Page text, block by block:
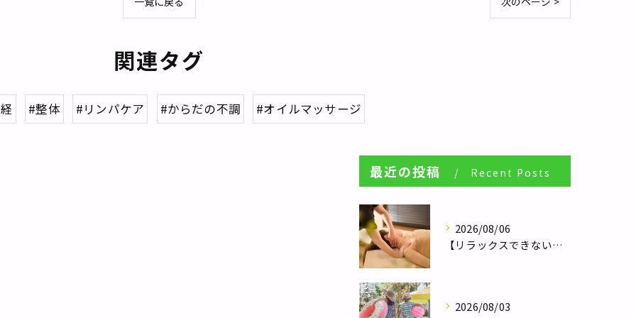
関連タグ
#整体 #リンパケア #からだの不調 #オイルマッサージ
最近の投稿 Recent Posts
2026/08/06
【リラックスできない人へ】体が休まらない本当の理由とは？／自律神経調整サロンHararie〜はらりえ〜
2026/08/03